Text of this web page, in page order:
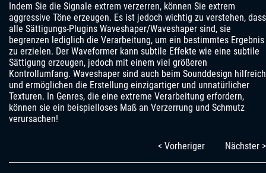
Indem Sie die Signale extrem verzerren, können Sie extrem
aggressive Töne erzeugen. Es ist jedoch wichtig zu verstehen, dass
alle Sättigungs-Plugins Waveshaper/Waveshaper sind, sie
begrenzen lediglich die Verarbeitung, um ein bestimmtes Ergebnis
zu erzielen. Der Waveformer kann subtile Effekte wie eine subtile
Sättigung erzeugen, jedoch mit einem viel größeren
Kontrollumfang. Waveshaper sind auch beim Sounddesign hilfreich
und ermöglichen die Erstellung einzigartiger und unnatürlicher
Texturen. In Genres, die eine extreme Verarbeitung erfordern,
können sie ein beispielloses Maß an Verzerrung und Schmutz
verursachen!
< Vorheriger Nächster >